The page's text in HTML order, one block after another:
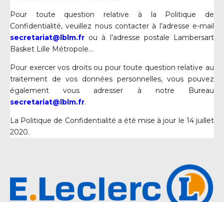
Pour toute question relative à la Politique de
Confidentialité, veuillez nous contacter à l’adresse e-mail
secretariat@lblm.fr ou à l’adresse postale Lambersart
Basket Lille Métropole…
Pour exercer vos droits ou pour toute question relative au
traitement de vos données personnelles, vous pouvez
également vous adresser à notre Bureau
secretariat@lblm.fr.
La Politique de Confidentialité a été mise à jour le 14 juillet
2020.